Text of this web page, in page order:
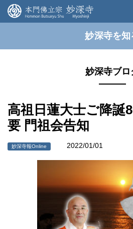
妙深寺を知
妙深寺ブロ
高祖日蓮大士ご降誕
要 門祖会告知
妙深寺報Online 2022/01/01